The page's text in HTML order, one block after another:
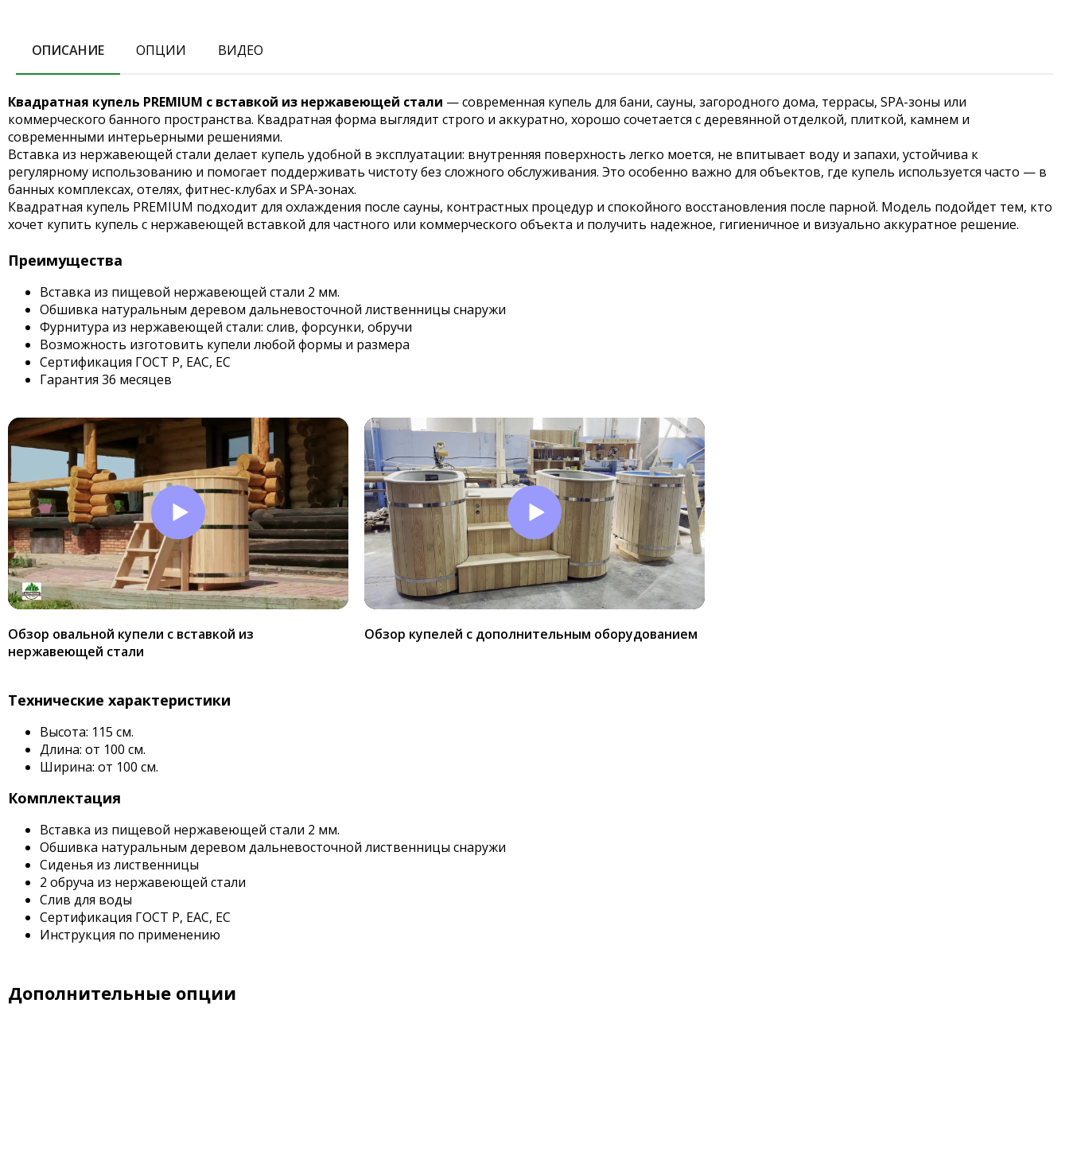
ОПИСАНИЕ ОПЦИИ ВИДЕО
Квадратная купель PREMIUM с вставкой из нержавеющей стали — современная купель для бани, сауны, загородного дома, террасы, SPA-зоны или
коммерческого банного пространства. Квадратная форма выглядит строго и аккуратно, хорошо сочетается с деревянной отделкой, плиткой, камнем и
современными интерьерными решениями.
Вставка из нержавеющей стали делает купель удобной в эксплуатации: внутренняя поверхность легко моется, не впитывает воду и запахи, устойчива к
регулярному использованию и помогает поддерживать чистоту без сложного обслуживания. Это особенно важно для объектов, где купель используется часто — в
банных комплексах, отелях, фитнес-клубах и SPA-зонах.
Квадратная купель PREMIUM подходит для охлаждения после сауны, контрастных процедур и спокойного восстановления после парной. Модель подойдет тем, кто
хочет купить купель с нержавеющей вставкой для частного или коммерческого объекта и получить надежное, гигиеничное и визуально аккуратное решение.
Преимущества
Вставка из пищевой нержавеющей стали 2 мм.
Обшивка натуральным деревом дальневосточной лиственницы снаружи
Фурнитура из нержавеющей стали: слив, форсунки, обручи
Возможность изготовить купели любой формы и размера
Сертификация ГОСТ Р, EAC, EC
Гарантия 36 месяцев
Обзор овальной купели с вставкой из
нержавеющей стали
Обзор купелей с дополнительным оборудованием
Технические характеристики
Высота: 115 см.
Длина: от 100 см.
Ширина: от 100 см.
Комплектация
Вставка из пищевой нержавеющей стали 2 мм.
Обшивка натуральным деревом дальневосточной лиственницы снаружи
Сиденья из лиственницы
2 обруча из нержавеющей стали
Слив для воды
Сертификация ГОСТ Р, EAC, EC
Инструкция по применению
Дополнительные опции